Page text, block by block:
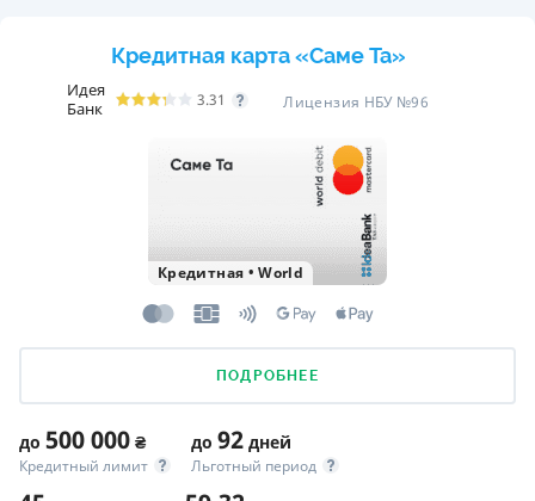
Кредитная карта «Саме Та»
Идея
Банк
3.31 Лицензия НБУ №96
Кредитная •World
ПОДРОБНЕЕ
до 500 000 ₴
Кредитный лимит
до 92 дней
Льготный период